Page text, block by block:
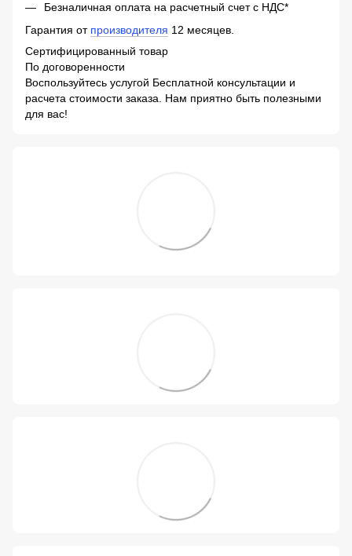
Безналичная оплата на расчетный счет с НДС*
Гарантия от производителя 12 месяцев.
Сертифицированный товар
По договоренности
Воспользуйтесь услугой Бесплатной консультации и
расчета стоимости заказа. Нам приятно быть полезными
для вас!